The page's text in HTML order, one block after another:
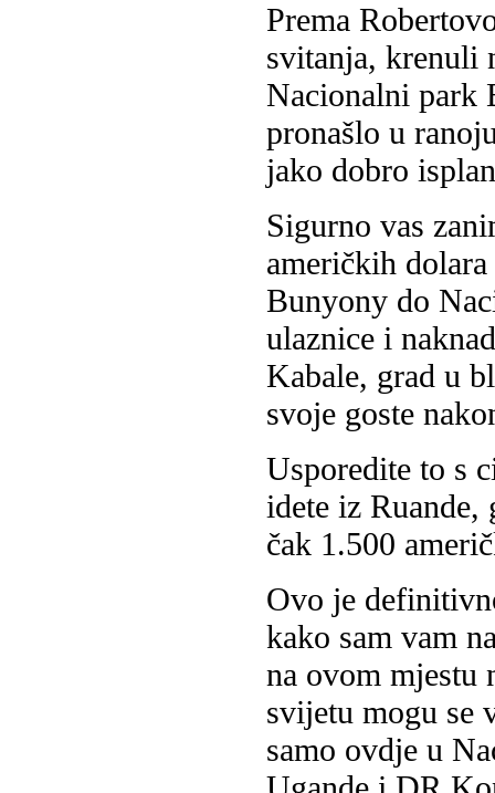
Prema
svitanja, krenuli
Nacionalni park
pronašlo u
jako dobro
Sigurno vas
američkih
Bunyony do
ulaznice i
Kabale, grad u
svoje goste
Usporedite to s
idete iz Ruande,
čak 1.500
Ovo je
kako sam vam
na ovom mjestu
svijetu mogu se
samo ovdje u